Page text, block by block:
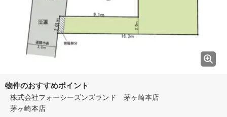
物件のおすすめポイント
株式会社フォーシーズンズランド 茅ヶ崎本店
茅ヶ崎本店